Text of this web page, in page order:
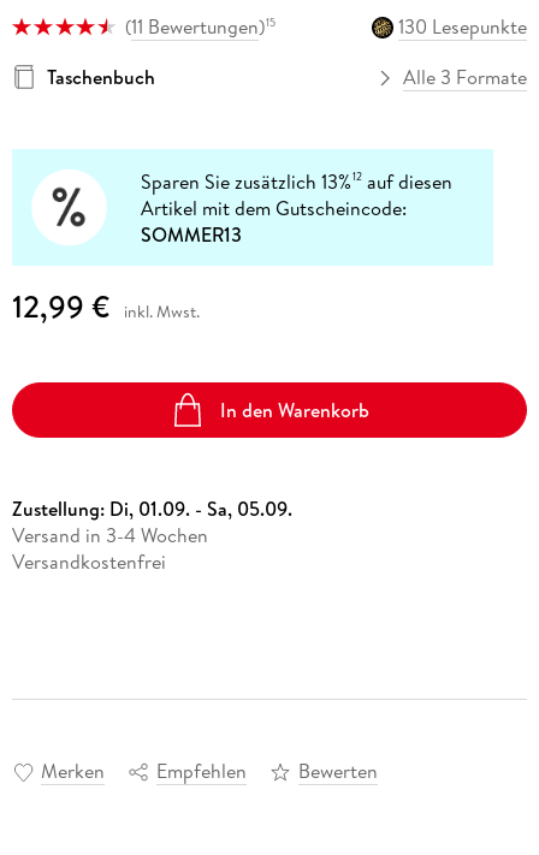
(11 Bewertungen)15
130 Lesepunkte
Taschenbuch
Alle 3 Formate
Sparen Sie zusätzlich 13%12 auf diesen
Artikel mit dem Gutscheincode:
SOMMER13
12,99 € inkl. Mwst.
In den Warenkorb
Zustellung: Di, 01.09. - Sa, 05.09.
Versand in 3-4 Wochen
Versandkostenfrei
Merken Empfehlen Bewerten